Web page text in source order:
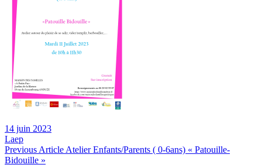
14 juin 2023
Laep
Navigation
Previous ArticlePrevious
Atelier Enfants/Parents ( 0-6ans) « Patouille-
Bidouille »